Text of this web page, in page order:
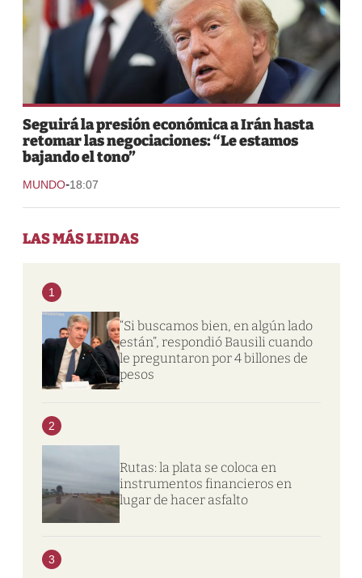
Seguirá la presión económica a Irán hasta
retomar las negociaciones: “Le estamos
bajando el tono”
MUNDO-18:07
LAS MÁS LEIDAS
1
“Si buscamos bien, en algún lado
están”, respondió Bausili cuando
le preguntaron por 4 billones de
pesos
2
Rutas: la plata se coloca en
instrumentos financieros en
lugar de hacer asfalto
3